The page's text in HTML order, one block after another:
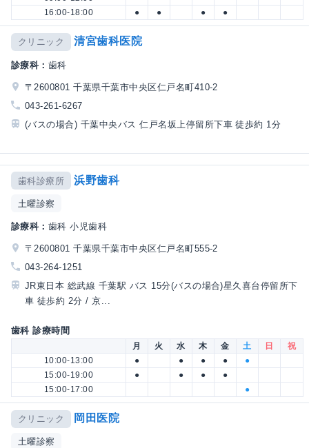
16:00-18:00
● ● ● ●
クリニック 清宮歯科医院
診療科： 歯科
〒2600801 千葉県千葉市中央区仁戸名町410-2
043-261-6267
(バスの場合) 千葉中央バス 仁戸名坂上停留所下車 徒歩約 1分
歯科診療所 浜野歯科
土曜診察
診療科： 歯科 小児歯科
〒2600801 千葉県千葉市中央区仁戸名町555-2
043-264-1251
JR東日本 総武線 千葉駅 バス 15分(バスの場合)星久喜台停留所下
車 徒歩約 2分 / 京...
歯科 診療時間
月 火 水 木 金 土 日
祝
10:00-13:00
● ● ● ●
●
15:00-19:00
● ● ●
●
15:00-17:00
●
クリニック 岡田医院
土曜診察